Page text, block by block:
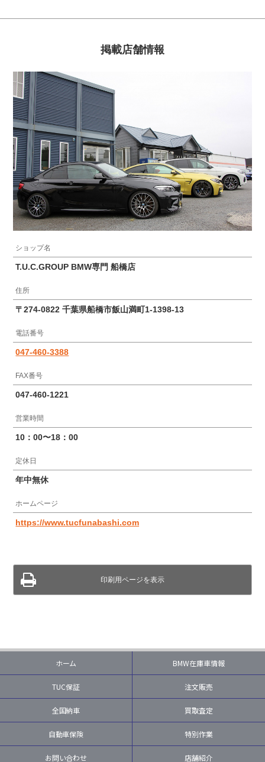
掲載店舗情報
ショップ名
T.U.C.GROUP BMW専門 船橋店
住所
〒274-0822 千葉県船橋市飯山満町1-1398-13
電話番号
047-460-3388
FAX番号
047-460-1221
営業時間
10：00〜18：00
定休日
年中無休
ホームページ
https://www.tucfunabashi.com
印刷用ページを表示
ホーム BMW在庫車情報
TUC保証 注文販売
全国納車 買取査定
自動車保険 特別作業
お問い合わせ 店舗紹介